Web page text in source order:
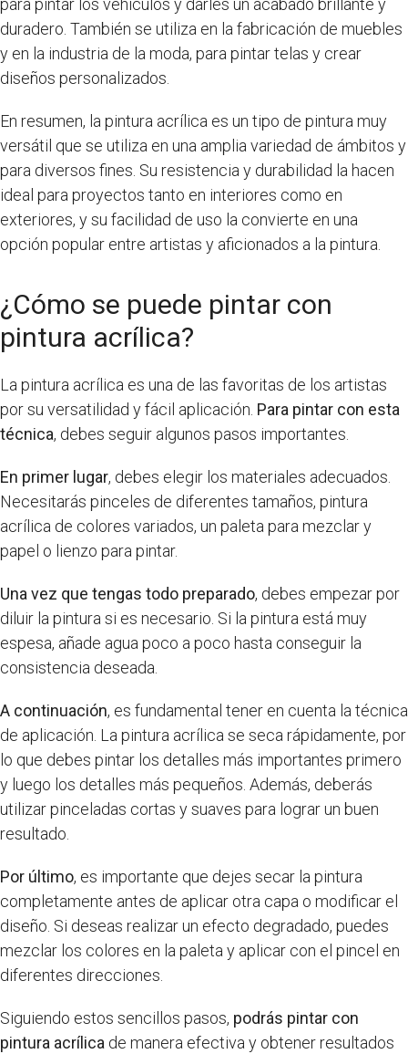
para pintar los vehículos y darles un acabado brillante y
duradero. También se utiliza en la fabricación de muebles
y en la industria de la moda, para pintar telas y crear
diseños personalizados.
En resumen, la pintura acrílica es un tipo de pintura muy
versátil que se utiliza en una amplia variedad de ámbitos y
para diversos fines. Su resistencia y durabilidad la hacen
ideal para proyectos tanto en interiores como en
exteriores, y su facilidad de uso la convierte en una
opción popular entre artistas y aficionados a la pintura.
¿Cómo se puede pintar con
pintura acrílica?
La pintura acrílica es una de las favoritas de los artistas
por su versatilidad y fácil aplicación. Para pintar con esta
técnica, debes seguir algunos pasos importantes.
En primer lugar, debes elegir los materiales adecuados.
Necesitarás pinceles de diferentes tamaños, pintura
acrílica de colores variados, un paleta para mezclar y
papel o lienzo para pintar.
Una vez que tengas todo preparado, debes empezar por
diluir la pintura si es necesario. Si la pintura está muy
espesa, añade agua poco a poco hasta conseguir la
consistencia deseada.
A continuación, es fundamental tener en cuenta la técnica
de aplicación. La pintura acrílica se seca rápidamente, por
lo que debes pintar los detalles más importantes primero
y luego los detalles más pequeños. Además, deberás
utilizar pinceladas cortas y suaves para lograr un buen
resultado.
Por último, es importante que dejes secar la pintura
completamente antes de aplicar otra capa o modificar el
diseño. Si deseas realizar un efecto degradado, puedes
mezclar los colores en la paleta y aplicar con el pincel en
diferentes direcciones.
Siguiendo estos sencillos pasos, podrás pintar con
pintura acrílica de manera efectiva y obtener resultados